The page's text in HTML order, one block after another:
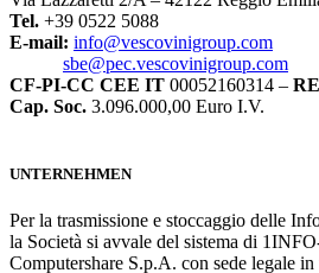
Tel. +39 0522 5088
E-mail: info@vescovinigroup.com
sbe@pec.vescovinigroup.com
CF-PI-CC CEE IT 00052160314 –
Cap. Soc. 3.096.000,00 Euro I.V.
UNTERNEHMEN
Per la trasmissione e stoccaggio delle
la Società si avvale del sistema di
Computershare S.p.A. con sede legale